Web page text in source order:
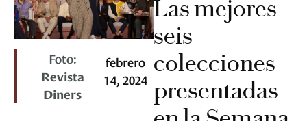
Foto:
Revista
Diners
febrero
14, 2024
Las mejores
seis
colecciones
presentadas